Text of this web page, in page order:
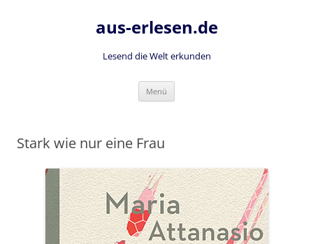
aus-erlesen.de
Lesend die Welt erkunden
Menü
Stark wie nur eine Frau